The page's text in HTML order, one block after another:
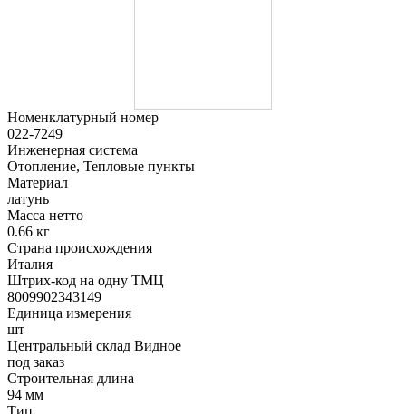
Номенклатурный номер
022-7249
Инженерная система
Отопление, Тепловые пункты
Материал
латунь
Масса нетто
0.66 кг
Страна происхождения
Италия
Штрих-код на одну ТМЦ
8009902343149
Единица измерения
шт
Центральный склад Видное
под заказ
Строительная длина
94 мм
Тип